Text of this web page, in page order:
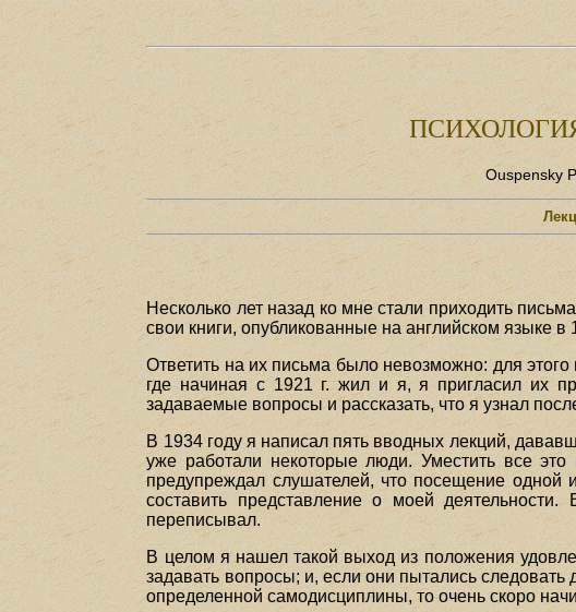
Ouspensky
Несколько лет назад ко мне стали приходить
свои книги, опубликованные на английском языке в
Ответить на их письма было невозможно: для
где начиная с 1921 г. жил и я, я пригласил их
задаваемые вопросы и рассказать, что я узнал
В 1934 году я написал пять вводных лекций,
уже работали некоторые люди. Уместить все
предупреждал слушателей, что посещение одной
составить представление о моей
переписывал.
В целом я нашел такой выход из положения
задавать вопросы; и, если они пытались
определенной самодисциплины, то очень скоро